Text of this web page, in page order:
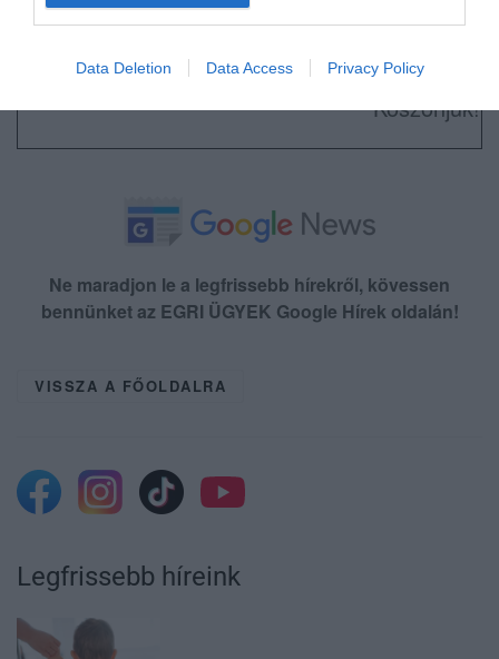
Data Deletion Data Access Privacy Policy
Adományodat ide utalhatod: 10918001-
00000113-44920004.
Köszönjük!
Ne maradjon le a legfrissebb hírekről, kövessen
bennünket az EGRI ÜGYEK Google Hírek oldalán!
VISSZA A FŐOLDALRA
Legfrissebb híreink